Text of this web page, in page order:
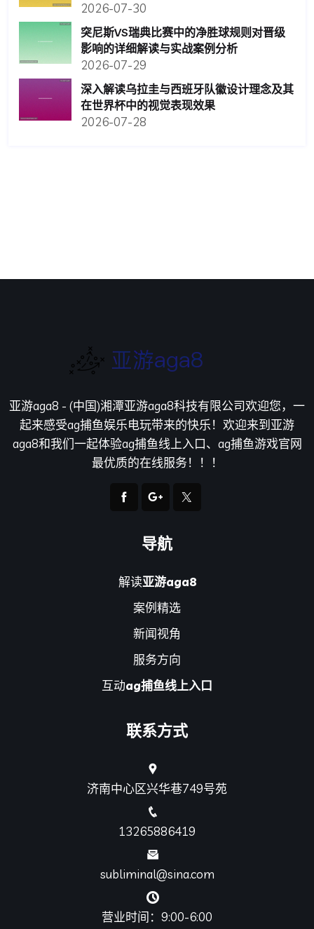
2026-07-30
突尼斯VS瑞典比赛中的净胜球规则对晋级
影响的详细解读与实战案例分析
2026-07-29
深入解读乌拉圭与西班牙队徽设计理念及其
在世界杯中的视觉表现效果
2026-07-28
亚游aga8 - (中国)湘潭亚游aga8科技有限公司欢迎您，一
起来感受ag捕鱼娱乐电玩带来的快乐！欢迎来到亚游
aga8和我们一起体验ag捕鱼线上入口、ag捕鱼游戏官网
最优质的在线服务！！！
导航
解读亚游aga8
案例精选
新闻视角
服务方向
互动ag捕鱼线上入口
联系方式
济南中心区兴华巷749号苑
13265886419
subliminal@sina.com
营业时间：9:00-6:00